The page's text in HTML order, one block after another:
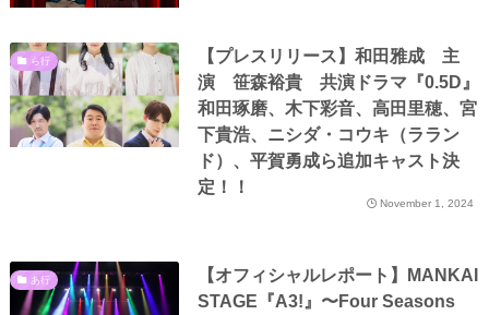
ら行
【プレスリリース】和田雅成 主
演 笹森裕貴 共演ドラマ『0.5D』
和田琢磨、木下彩音、高田里穂、宮
下貴浩、ニシダ・コウキ（ララン
ド）、平賀勇成ら追加キャスト決
定！！
November 1, 2024
あ行
【オフィシャルレポート】MANKAI
STAGE『A3!』〜Four Seasons